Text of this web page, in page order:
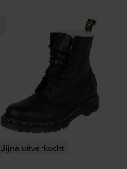
Bijna uitverkocht